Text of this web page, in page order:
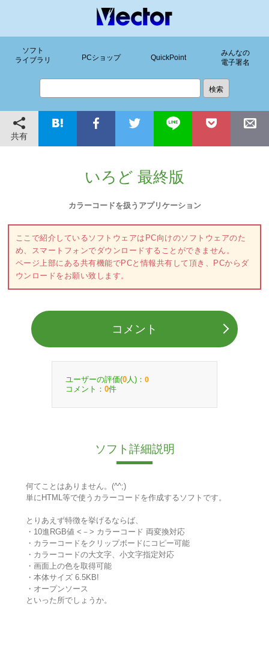
ソフト
ライブラリ
PCショップ QuickPoint
みんなの
電子署名
共有
いろど 最終版
カラーコードを扱うアプリケーション
ここで紹介しているソフトウェアはPC向けのソフトウェアのた
め、スマートフォンでダウンロードすることができません。
ページ上部にある共有機能でPCと情報共有して頂き、PCからダ
ウンロードをお願い致します。
コメント
ユーザーの評価(0 人)： 0
コメント： 0件
ソフト詳細説明
何てことはありません。(^^;)
単にHTML等で使うカラーコードを作成するソフトです。
とりあえず特徴を挙げるならば、
・10進RGB値 <－> カラーコード 両変換対応
・カラーコードをクリップボードにコピー可能
・カラーコードの大文字、小文字指定対応
・画面上の色を取得可能
・本体サイズ 6.5KB!
・オープンソース
といった所でしょうか。